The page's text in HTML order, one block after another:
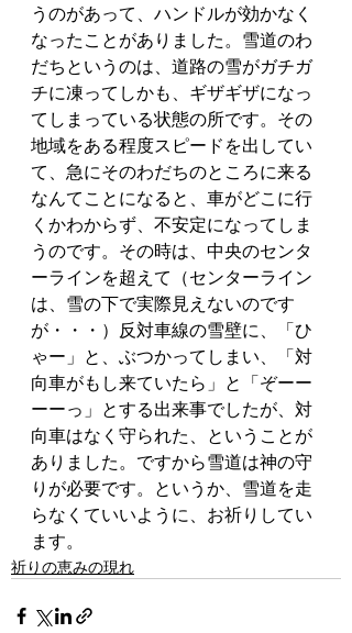
うのがあって、ハンドルが効かなく
なったことがありました。雪道のわ
だちというのは、道路の雪がガチガ
チに凍ってしかも、ギザギザになっ
てしまっている状態の所です。その
地域をある程度スピードを出してい
て、急にそのわだちのところに来る
なんてことになると、車がどこに行
くかわからず、不安定になってしま
うのです。その時は、中央のセンタ
ーラインを超えて（センターライン
は、雪の下で実際見えないのです
が・・・）反対車線の雪壁に、「ひ
ゃー」と、ぶつかってしまい、「対
向車がもし来ていたら」と「ぞーー
ーーっ」とする出来事でしたが、対
向車はなく守られた、ということが
ありました。ですから雪道は神の守
りが必要です。というか、雪道を走
らなくていいように、お祈りしてい
ます。
祈りの恵みの現れ